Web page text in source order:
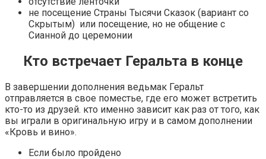
не посещение Страны Тысячи Сказок (вариант со
Скрытым) или посещение, но не общение с
Сианной до церемонии
Кто встречает Геральта в конце
В завершении дополнения ведьмак Геральт
отправляется в свое поместье, где его может встретить
кто-то из друзей. кто именно зависит как раз от того, как
вы играли в оригинальную игру и в самом дополнении
«Кровь и вино».
Если было пройдено